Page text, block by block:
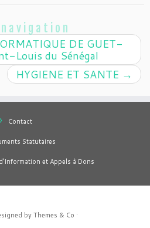
DE GUET-
Louis du Sénégal
HYGIENE ET SANTE →
Contact
Statutaires
et Appels à Dons
byThemes & Co ·